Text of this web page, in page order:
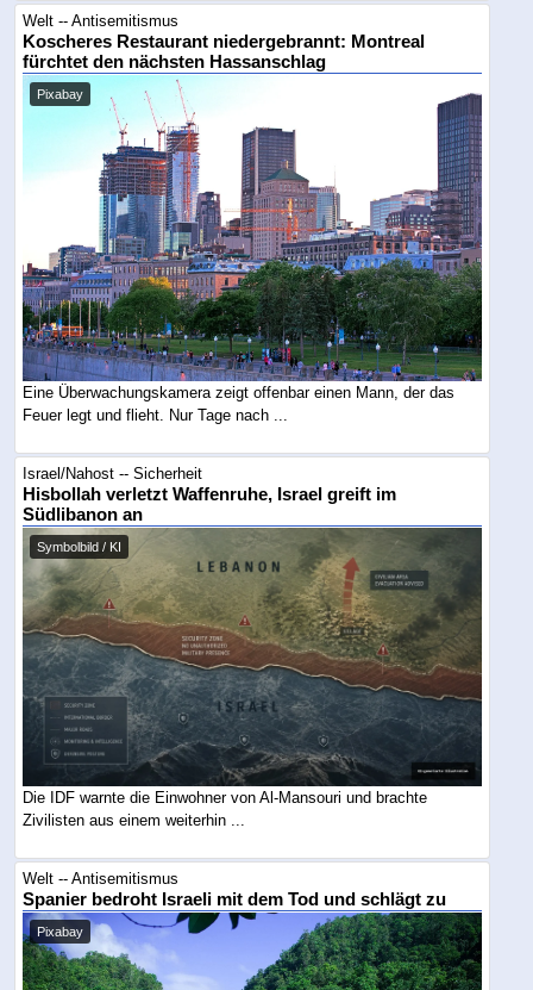
Welt -- Antisemitismus
Koscheres Restaurant niedergebrannt: Montreal
fürchtet den nächsten Hassanschlag
Pixabay
Eine Überwachungskamera zeigt offenbar einen Mann, der das
Feuer legt und flieht. Nur Tage nach ...
Israel/Nahost -- Sicherheit
Hisbollah verletzt Waffenruhe, Israel greift im
Südlibanon an
Symbolbild / KI
Die IDF warnte die Einwohner von Al-Mansouri und brachte
Zivilisten aus einem weiterhin ...
Welt -- Antisemitismus
Spanier bedroht Israeli mit dem Tod und schlägt zu
Pixabay